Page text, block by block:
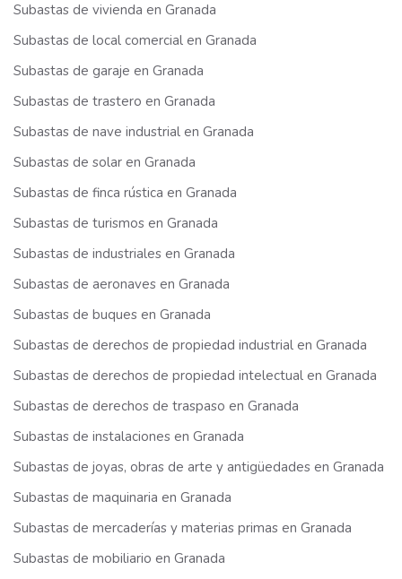
Subastas de vivienda en Granada
Subastas de local comercial en Granada
Subastas de garaje en Granada
Subastas de trastero en Granada
Subastas de nave industrial en Granada
Subastas de solar en Granada
Subastas de finca rústica en Granada
Subastas de turismos en Granada
Subastas de industriales en Granada
Subastas de aeronaves en Granada
Subastas de buques en Granada
Subastas de derechos de propiedad industrial en Granada
Subastas de derechos de propiedad intelectual en Granada
Subastas de derechos de traspaso en Granada
Subastas de instalaciones en Granada
Subastas de joyas, obras de arte y antigüedades en Granada
Subastas de maquinaria en Granada
Subastas de mercaderías y materias primas en Granada
Subastas de mobiliario en Granada